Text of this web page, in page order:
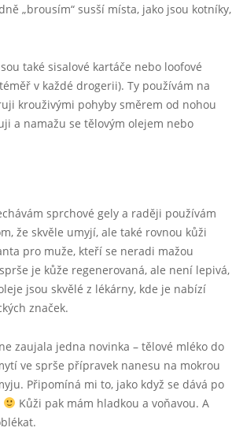
„brousím“ susší místa, jako jsou kotníky,
také sisalové kartáče nebo loofové
v každé drogerii). Ty používám na
krouživými pohyby směrem od nohou
a namažu se tělovým olejem nebo
sprchové gely a raději používám
že skvěle umyjí, ale také rovnou kůži
pro muže, kteří se neradi mažou
je kůže regenerovaná, ale není lepivá,
jsou skvělé z lékárny, kde je nabízí
značek.
zaujala jedna novinka – tělové mléko do
ve sprše přípravek nanesu na mokrou
Připomíná mi to, jako když se dává po
Kůži pak mám hladkou a voňavou. A